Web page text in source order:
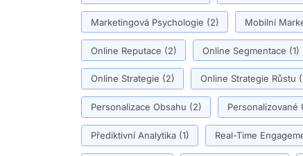
Marketingová Psychologie (2) Mobilní
Online Reputace (2) Online Segmentace (1)
Online Strategie (2) Online Strategie Růstu
Personalizace Obsahu (2) Personalizované
Přediktivní Analytika(1) Real-Time